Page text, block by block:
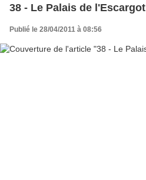
38 - Le Palais de l'Escargot
Publié le 28/04/2011 à 08:56